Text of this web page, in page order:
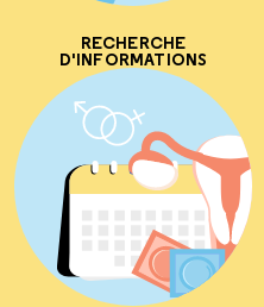
RECHERCHE
D'INFORMATIONS